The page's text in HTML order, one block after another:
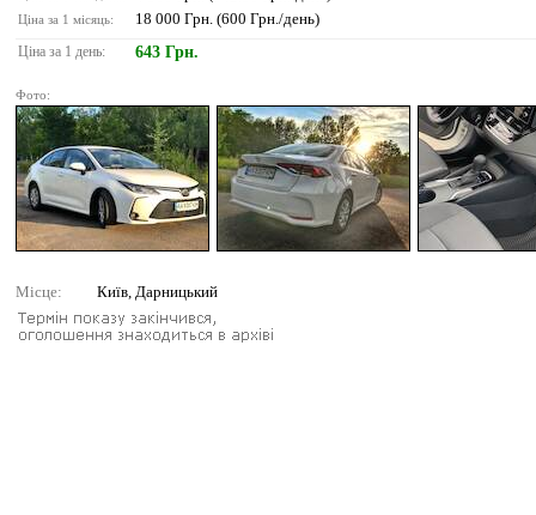
Ціна за 1 місяць: 18 000 Грн. (600 Грн./день)
Ціна за 1 день: 643 Грн.
Фото:
Місце: Київ, Дарницький